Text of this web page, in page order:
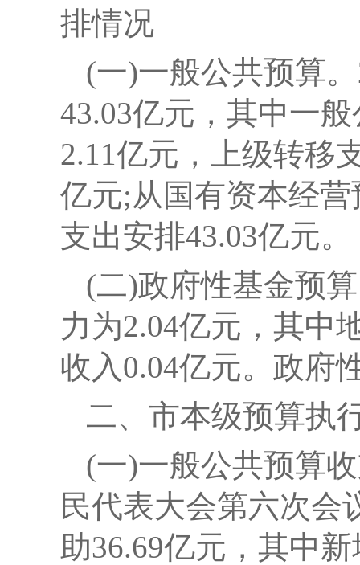
排情况
(一)一般公共预算。
43.03亿元，其中一
2.11亿元，上级转移
亿元;从国有资本经
支出安排43.03亿元。
(二)政府性基金预
力为2.04亿元，其中
收入0.04亿元。政府
二、市本级预算执
(一)一般公共预算
民代表大会第六次会
助36.69亿元，其中